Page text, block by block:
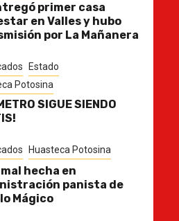
primer casa
en Valles y hubo
por La Mañanera
Estado
Potosina
SIGUE SIENDO
Huasteca Potosina
hecha en
panista de
Mágico